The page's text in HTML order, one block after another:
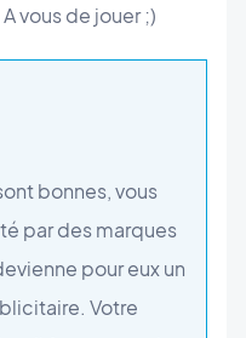
vous de jouer ;)
bonnes, vous
par des marques
pour eux un
Votre